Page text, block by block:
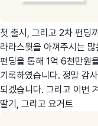
첫 출시, 그리고 2차 펀딩
라라스윗을 아껴주시는
펀딩을 통해 1억 6천만원
기록하였습니다. 정말 감
되겠습니다. 그리고 이번
딸기, 그리고 요거트